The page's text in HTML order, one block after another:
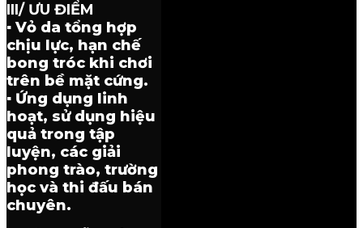
III/ ƯU ĐIỂM
▪ Vỏ da tổng hợp
chịu lực, hạn chế
bong tróc khi chơi
trên bề mặt cứng.
▪ Ứng dụng linh
hoạt, sử dụng hiệu
quả trong tập
luyện, các giải
phong trào, trường
học và thi đấu bán
chuyên.